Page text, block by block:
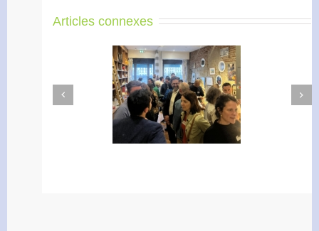
Articles connexes
Accélérateur de
l’engagement
Previous
Next